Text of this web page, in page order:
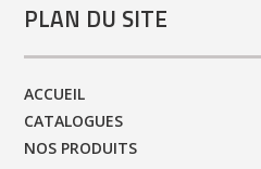
PLAN DU SITE
ACCUEIL
CATALOGUES
NOS PRODUITS